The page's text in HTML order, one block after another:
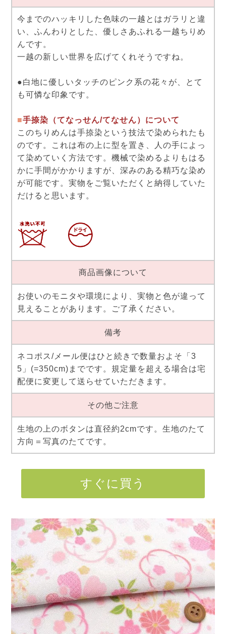
今までのハッキリした色味の一越とはガラリと違
い、ふんわりとした、優しさあふれる一越ちりめ
んです。
一越の新しい世界を広げてくれそうですね。
●白地に優しいタッチのピンク系の花々が、とて
も可憐な印象です。
■手捺染（てなっせん/てなせん）について
このちりめんは手捺染という技法で染められたも
のです。これは布の上に型を置き、人の手によっ
て染めていく方法です。機械で染めるよりもはる
かに手間がかかりますが、深みのある精巧な染め
が可能です。実物をご覧いただくと納得していた
だけると思います。
商品画像について
お使いのモニタや環境により、実物と色が違って
見えることがあります。ご了承ください。
備考
ネコポス/メール便はひと続きで数量およそ「3
5」(=350cm)までです。規定量を超える場合は宅
配便に変更して送らせていただきます。
その他ご注意
生地の上のボタンは直径約2cmです。生地のたて
方向＝写真のたてです。
すぐに買う